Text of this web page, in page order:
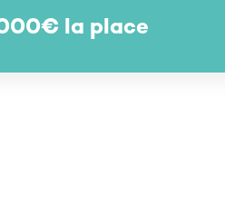
la place